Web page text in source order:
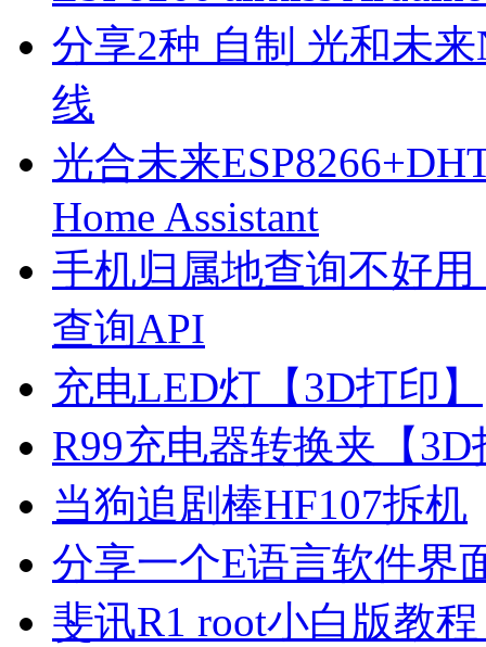
分享2种 自制 光和未来
线
光合未来
Home Assistant
手机归属地查询不好
查询API
充电LED灯【3D打印】
R99充电器转换夹【3D
当狗追剧棒HF107拆机
分享一个E语言软件界
斐讯R1 root小白版教